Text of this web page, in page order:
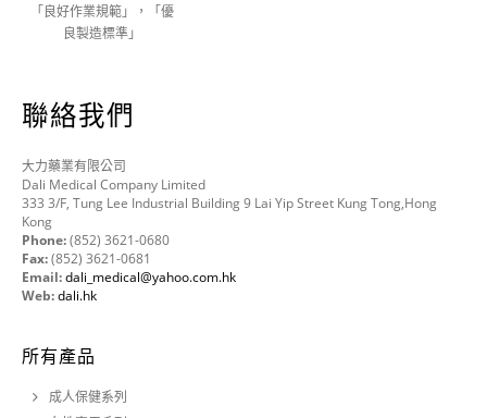
「良好作業規範」，「優
良製造標準」
聯絡我們
大力藥業有限公司
Dali Medical Company Limited
333 3/F, Tung Lee Industrial Building 9 Lai Yip Street Kung Tong,Hong
Kong
Phone:(852) 3621-0680
Fax:(852) 3621-0681
Email:dali_medical@yahoo.com.hk
Web:dali.hk
所有產品
成人保健系列